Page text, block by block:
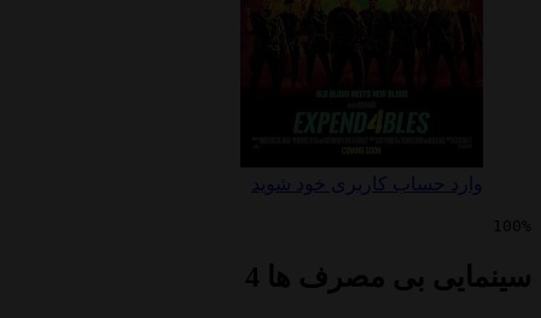
حساب کاربری خود شوید
بی مصرف ها 4